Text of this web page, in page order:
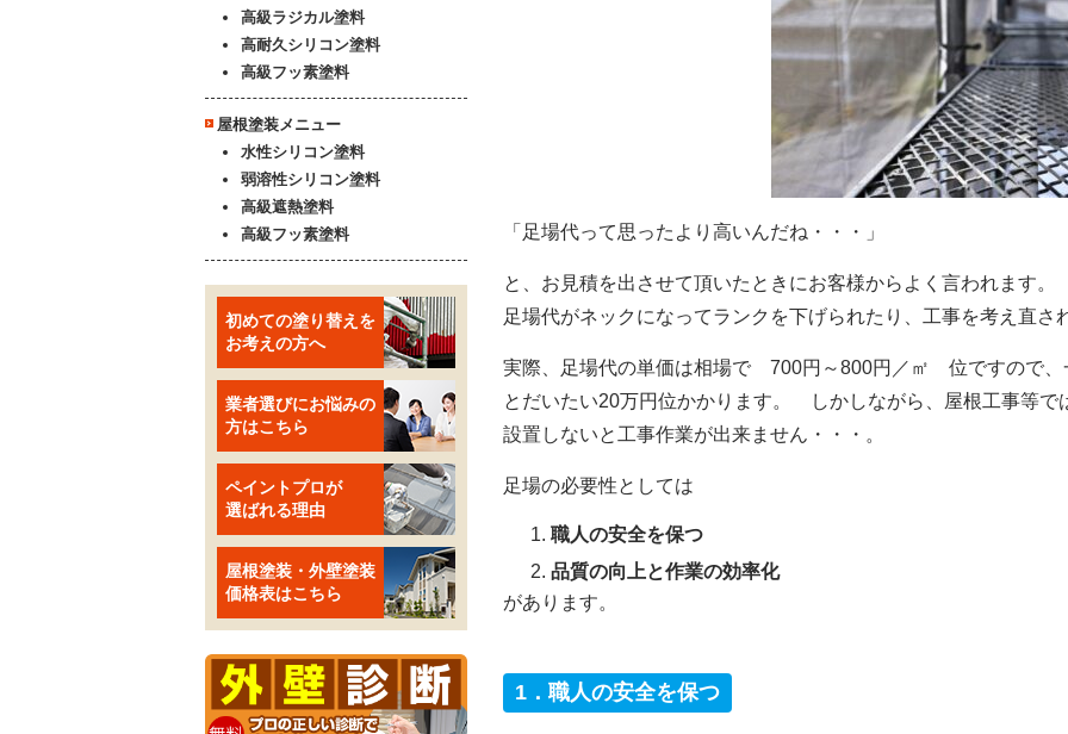
「足場代って思ったより高いんだね・・・」
と、お見積を出させて頂いたときにお客様からよく言われます
足場代がネックになってランクを下げられたり、工事を考え直さ
実際、足場代の単価は相場で 700円～800円／㎡ 位ですので、
とだいたい20万円位かかります。 しかしながら、屋根工事等
設置しないと工事作業が出来ません・・・。
足場の必要性としては
職人の安全を保つ
品質の向上と作業の効率化
があります。
1．職人の安全を保つ
高級ラジカル塗料
高耐久シリコン塗料
高級フッ素塗料
屋根塗装メニュー
水性シリコン塗料
弱溶性シリコン塗料
高級遮熱塗料
高級フッ素塗料
初めての塗り替えを
お考えの方へ
業者選びにお悩みの
方はこちら
ペイントプロが
選ばれる理由
屋根塗装・外壁塗装
価格表はこちら